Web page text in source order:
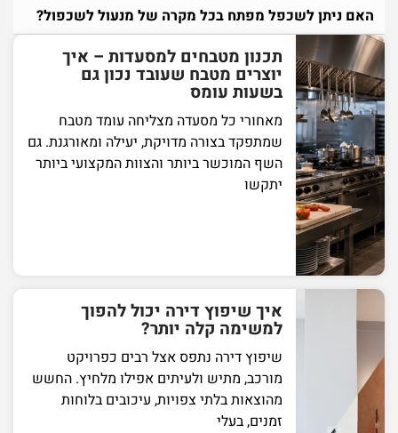
האם ניתן לשכפל מפתח בכל מקרה של מנעול לשכפול?
תכנון מטבחים למסעדות – איך
יוצרים מטבח שעובד נכון גם
בשעות עומס
מאחורי כל מסעדה מצליחה עומד מטבח
שמתפקד בצורה מדויקת, יעילה ומאורגנת. גם
השף המוכשר ביותר והצוות המקצועי ביותר
יתקשו
איך שיפוץ דירה יכול להפוך
למשימה קלה יותר?
שיפוץ דירה נתפס אצל רבים כפרויקט
מורכב, מתיש ולעיתים אפילו מלחיץ. החשש
מהוצאות בלתי צפויות, עיכובים בלוחות
זמנים, בעלי